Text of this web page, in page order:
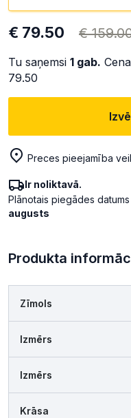
€ 79.50 €
Tu saņemsi 1 gab.
79.50
Preces pieejamība
Ir noliktavā.
Plānotais piegādes datums
augusts
Produkta
Zīmols
Izmērs
Izmērs
Krāsa